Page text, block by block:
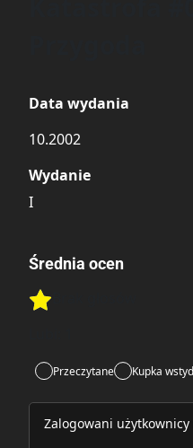
Data wydania
10.2002
Wydanie
I
Średnia ocen
Rate this item:
Przeczytane Kupka
Zalogowani